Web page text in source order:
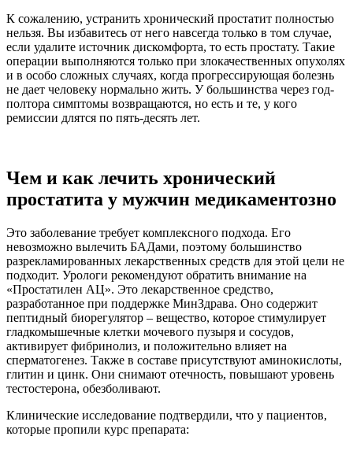
К сожалению, устранить хронический простатит полностью
нельзя. Вы избавитесь от него навсегда только в том случае,
если удалите источник дискомфорта, то есть простату. Такие
операции выполняются только при злокачественных опухолях
и в особо сложных случаях, когда прогрессирующая болезнь
не дает человеку нормально жить. У большинства через год-
полтора симптомы возвращаются, но есть и те, у кого
ремиссии длятся по пять-десять лет.
Чем и как лечить хронический
простатита у мужчин медикаментозно
Это заболевание требует комплексного подхода. Его
невозможно вылечить БАДами, поэтому большинство
разрекламированных лекарственных средств для этой цели не
подходит. Урологи рекомендуют обратить внимание на
«Простатилен АЦ». Это лекарственное средство,
разработанное при поддержке МинЗдрава. Оно содержит
пептидный биорегулятор – вещество, которое стимулирует
гладкомышечные клетки мочевого ​пузыря и сосудов,
активирует фибринолиз, и положительно влияет на
сперматогенез. Также в составе присутствуют аминокислоты,
глитин и цинк. Они снимают отечность, повышают уровень
тестостерона, обезболивают.
Клинические исследование подтвердили, что у пациентов,
которые пропили курс препарата: